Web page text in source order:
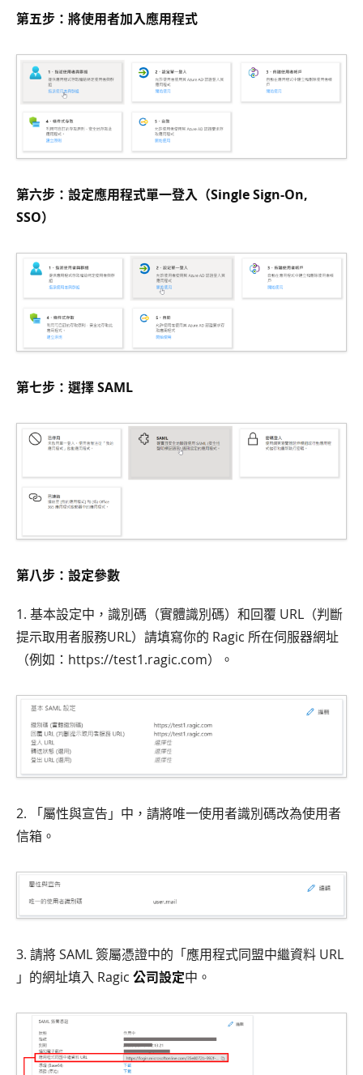
第五步：將使用者加入應用程式
第六步：設定應用程式單一登入（Single Sign-On,
SSO）
第七步：選擇 SAML
第八步：設定參數
1. 基本設定中，識別碼（實體識別碼）和回覆 URL（判斷
提示取用者服務URL）請填寫你的 Ragic 所在伺服器網址
（例如：https://test1.ragic.com）。
2. 「屬性與宣告」中，請將唯一使用者識別碼改為使用者
信箱。
3. 請將 SAML 簽屬憑證中的「應用程式同盟中繼資料 URL
」的網址填入 Ragic 公司設定中。